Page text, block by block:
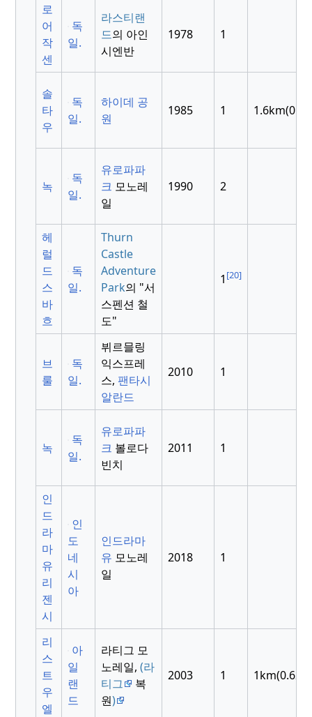
로
어
작
센
독
일.
라스티랜
드의 아인
시엔반
1978 1
솔
타
우
독
일.
하이데 공
원
1985 1
녹
독
일.
유로파파
크 모노레
일
1990 2
헤
럴
드
스
바
흐
독
일.
Thurn
Castle
Adventure
Park의 "서
스펜션 철
도"
1 [20]
브
룰
독
일.
뷔르믈링
익스프레
스, 팬타시
알란드
2010 1
녹
독
일.
유로파파
크 볼로다
빈치
2011 1
인
드
라
마
유
리
젠
시
인
도
네
시
아
인드라마
유 모노레
일
2018 1
리
스
트
우
엘
아
일
랜
드
라티그 모
노레일,(라
티그
복
원)
2003 1